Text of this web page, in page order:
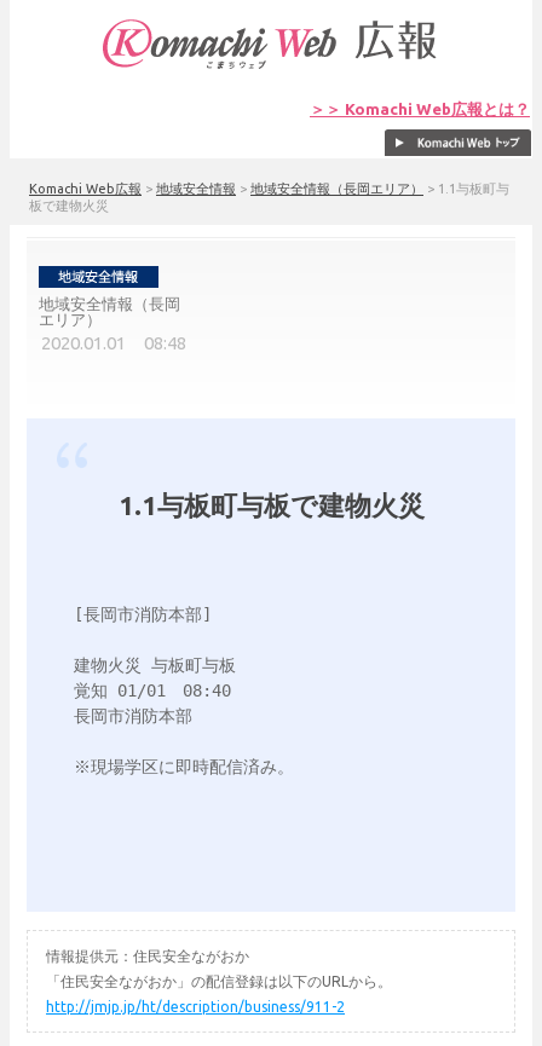
＞＞ Komachi Web広報とは？
Komachi Web広報 > 地域安全情報 > 地域安全情報（長岡エリア） > 1.1与板町与
板で建物火災
地域安全情報（長岡
エリア）
2020.01.01 08:48
1.1与板町与板で建物火災
[長岡市消防本部]
建物火災 与板町与板
覚知 01/01　08:40
長岡市消防本部
情報提供元：住民安全ながおか
「住民安全ながおか」の配信登録は以下のURLから。
http://jmjp.jp/ht/description/business/911-2